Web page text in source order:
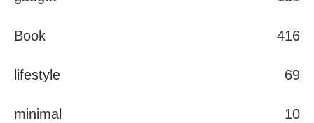
Book 416
lifestyle 69
minimal 10